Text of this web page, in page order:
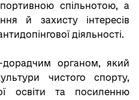
спільнотою, а
й захисту інтересів
діяльності.
дорадчим органом, який
чистого спорту,
освіти та посиленню